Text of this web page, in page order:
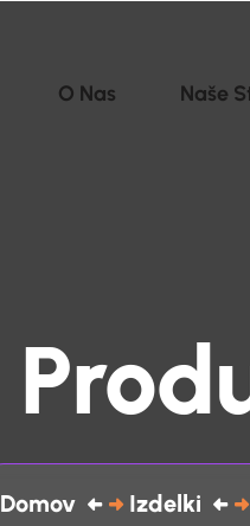
O Nas Naše
Domov Izdelki